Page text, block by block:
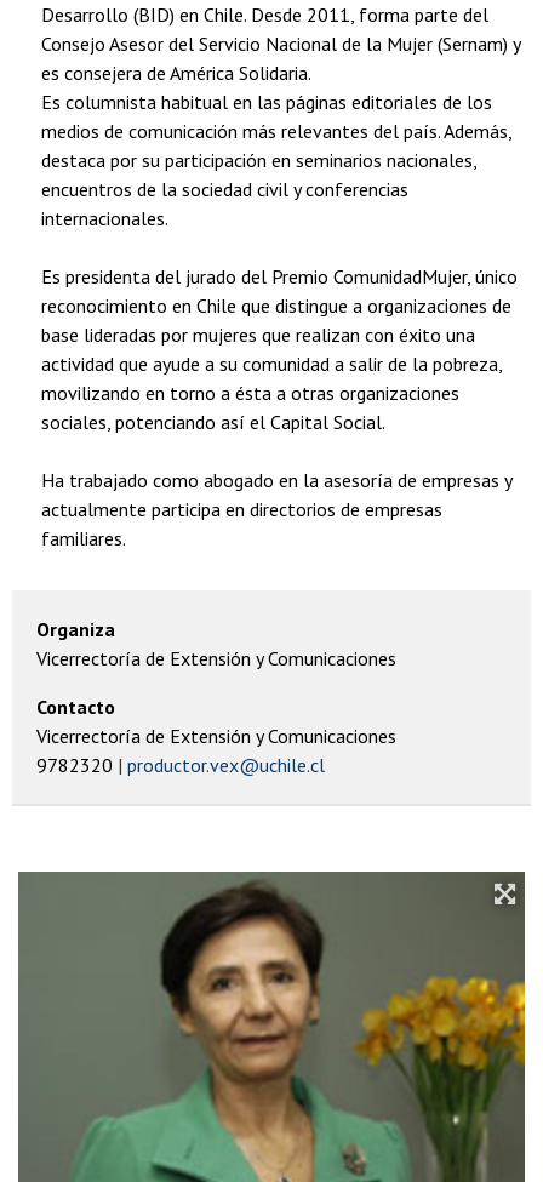
Desarrollo (BID) en Chile. Desde 2011, forma parte del
Consejo Asesor del Servicio Nacional de la Mujer (Sernam) y
es consejera de América Solidaria.
Es columnista habitual en las páginas editoriales de los
medios de comunicación más relevantes del país. Además,
destaca por su participación en seminarios nacionales,
encuentros de la sociedad civil y conferencias
internacionales.
Es presidenta del jurado del Premio ComunidadMujer, único
reconocimiento en Chile que distingue a organizaciones de
base lideradas por mujeres que realizan con éxito una
actividad que ayude a su comunidad a salir de la pobreza,
movilizando en torno a ésta a otras organizaciones
sociales, potenciando así el Capital Social.
Ha trabajado como abogado en la asesoría de empresas y
actualmente participa en directorios de empresas
familiares.
Organiza
Vicerrectoría de Extensión y Comunicaciones
Contacto
Vicerrectoría de Extensión y Comunicaciones
9782320
productor.vex@uchile.cl